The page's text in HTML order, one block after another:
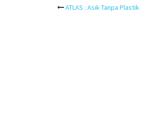
Post
ATLAS : Asik Tanpa Plastik